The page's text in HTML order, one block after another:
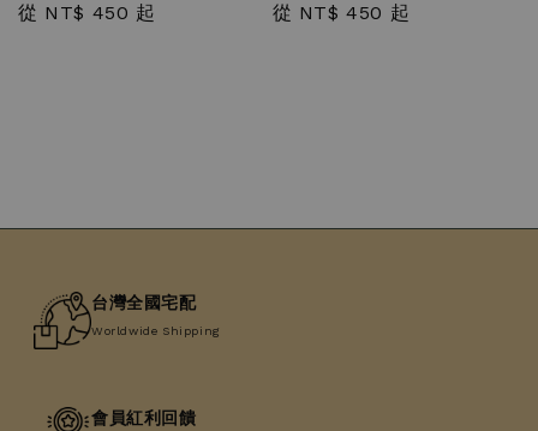
Regular
從 NT$ 450 起
Regular
從 NT$ 450 起
台灣全國宅配
Worldwide Shipping
會員紅利回饋